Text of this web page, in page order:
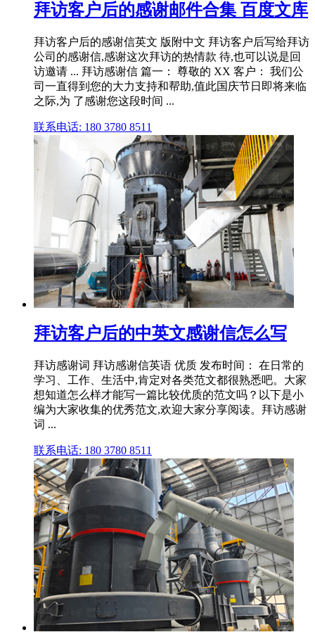
拜访客户后的感谢邮件合集 百度文库
拜访客户后的感谢信英文 版附中文 拜访客户后写给拜访
公司的感谢信,感谢这次拜访的热情款 待,也可以说是回
访邀请 ... 拜访感谢信 篇一： 尊敬的 XX 客户： 我们公
司一直得到您的大力支持和帮助,值此国庆节日即将来临
之际,为 了感谢您这段时间 ...
联系电话: 180 3780 8511
拜访客户后的中英文感谢信怎么写
拜访感谢词 拜访感谢信英语 优质 发布时间： 在日常的
学习、工作、生活中,肯定对各类范文都很熟悉吧。大家
想知道怎么样才能写一篇比较优质的范文吗？以下是小
编为大家收集的优秀范文,欢迎大家分享阅读。拜访感谢
词 ...
联系电话: 180 3780 8511